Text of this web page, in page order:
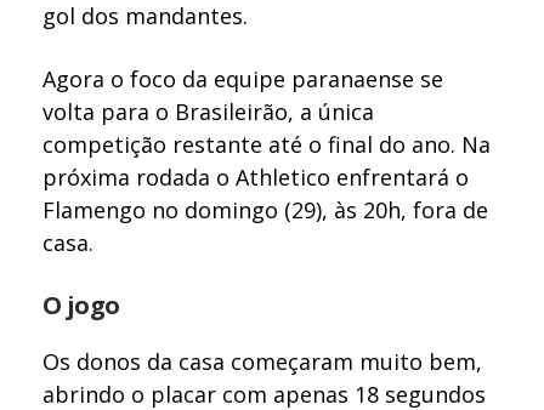
gol dos mandantes.
Agora o foco da equipe paranaense se
volta para o Brasileirão, a única
competição restante até o final do ano. Na
próxima rodada o Athletico enfrentará o
Flamengo no domingo (29), às 20h, fora de
casa.
O jogo
Os donos da casa começaram muito bem,
abrindo o placar com apenas 18 segundos